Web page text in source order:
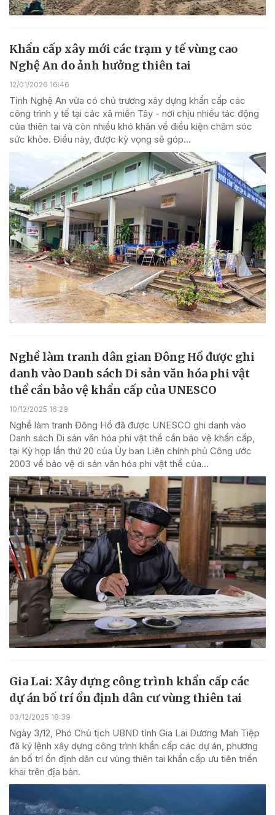
Khẩn cấp xây mới các trạm y tế vùng cao
Nghệ An do ảnh hưởng thiên tai
12/01/2026 16:46
Tỉnh Nghệ An vừa có chủ trương xây dựng khẩn cấp các
công trình y tế tại các xã miền Tây - nơi chịu nhiều tác động
của thiên tai và còn nhiều khó khăn về điều kiện chăm sóc
sức khỏe. Điều này, được kỳ vọng sẽ góp...
Nghề làm tranh dân gian Đông Hồ được ghi
danh vào Danh sách Di sản văn hóa phi vật
thể cần bảo vệ khẩn cấp của UNESCO
10/12/2025 16:29
Nghề làm tranh Đông Hồ đã được UNESCO ghi danh vào
Danh sách Di sản văn hóa phi vật thể cần bảo vệ khẩn cấp,
tại Kỳ họp lần thứ 20 của Ủy ban Liên chính phủ Công ước
2003 về bảo vệ di sản văn hóa phi vật thể của...
Gia Lai: Xây dựng công trình khẩn cấp các
dự án bố trí ổn định dân cư vùng thiên tai
03/12/2025 18:39
Ngày 3/12, Phó Chủ tịch UBND tỉnh Gia Lai Dương Mah Tiệp
đã ký lệnh xây dựng công trình khẩn cấp các dự án, phương
án bố trí ổn định dân cư vùng thiên tai khẩn cấp ưu tiên triển
khai trên địa bàn.